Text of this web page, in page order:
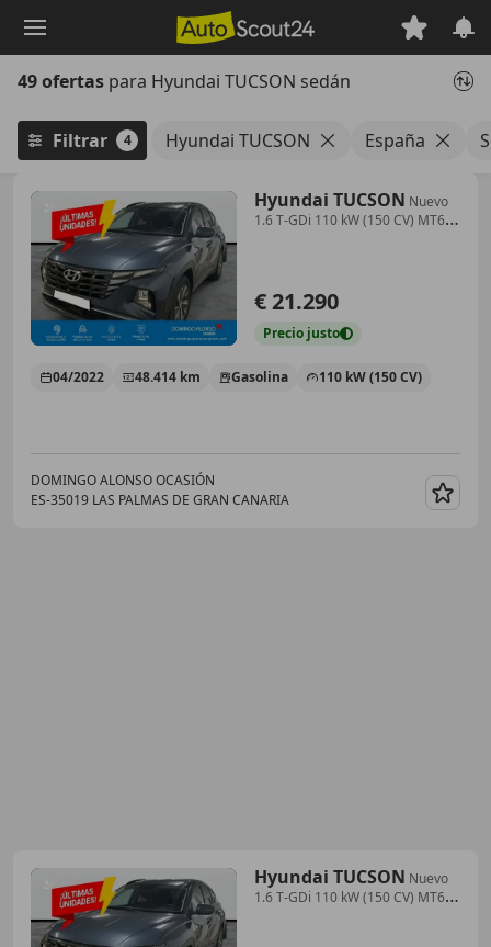
principal
49 ofertas para Hyundai TUCSON sedán
Filtrar 4 Hyundai TUCSON España
Hyundai TUCSON Nuevo
1.6 T-GDi 110 kW (150 CV) MT6
€ 21.290
Precio justo
04/2022 48.414 km Gasolina 110 kW (150 CV)
DOMINGO ALONSO OCASIÓN
ES-35019 LAS PALMAS DE GRAN CANARIA
Hyundai TUCSON Nuevo
1.6 T-GDi 110 kW (150 CV) MT6